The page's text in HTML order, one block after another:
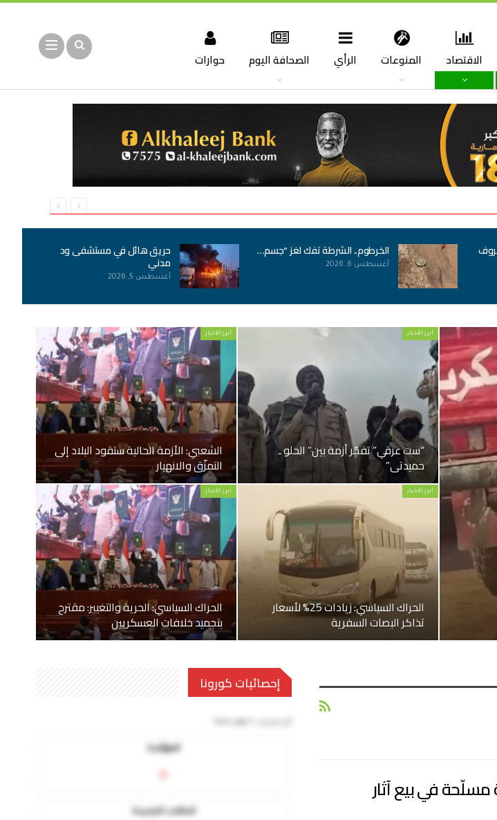
الاقتصاد المنوعات الرأي الصحافة اليوم حوارات
الخرطوم.. الشرطة تفك لغز “جسم…
أغسطس 6, 2026
حريق هائل في مستشفى ود
مدني
أغسطس 5, 2026
أبرز الأخبار
“ست عرقي” تفجّر أزمة بين” الحلو ـ
حميدتي”
أبرز الأخبار
الشعبي: الأزمة الحالية ستقود البلاد إلى
التمزّق والانهيار
أبرز الأخبار
الحراك السياسي: زيادات 25% لأسعار
تذاكر البصات السفرية
أبرز الأخبار
الحراك السياسي: الحرية والتغيير: مقترح
بتجميد خلافات العسكريين
مسلّحة في بيع آثار
إحصائيات كورونا
المؤكدة
0
الحالات الجديدة